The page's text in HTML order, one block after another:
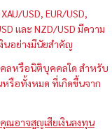
USD, EUR/USD,
และ NZD/USD มีความ
นอย่างมีนัยสำคัญ
คลหรือนิติบุคคลใด สำหรับ
หรือทั้งหมด ที่เกิดขึ้นจาก
ณอาจสูญเสียเงินลงทุน